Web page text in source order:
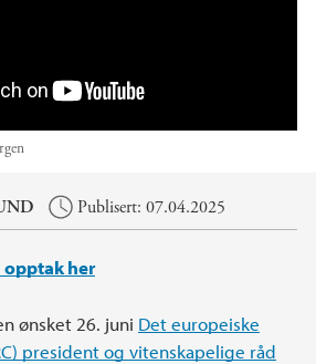
Publisert: 07.04.2025
opptak her
ønsket 26. juni Det europeiske
president og vitenskapelige råd